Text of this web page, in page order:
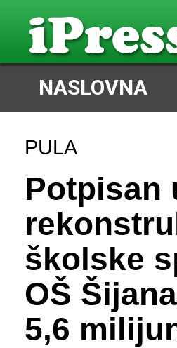
NASLOVNA
PULA
Potpisan
školske
OŠ
5,6